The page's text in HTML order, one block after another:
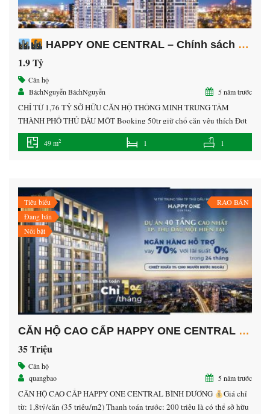
HAPPY ONE CENTRAL – Chính sách VÀNG dễ dàng SỞ HỮU
1.9 Tỷ
Căn hộ
BáchNguyễn BáchNguyễn
5 năm trước
CHỈ TỪ 1,76 TỶ SỞ HỮU CĂN HỘ THÔNG MINH TRUNG TÂM
THÀNH PHỐ THỦ DẦU MỘT Booking 50tr giữ chổ căn yêu thích Đợt
1: sau 7 ngày chỉ thanh toán 10% Đợt 2: sau 45 ngày thanh toán 5%
Đợt 3: sau 30 ngày thanh toán 5% Và sau đó mỗi tháng chỉ […]
49 m2 1 1
Tiêu biểu
Đang bán
Nổi bật
RAO BÁN
CĂN HỘ CAO CẤP HAPPY ONE CENTRAL BÌNH DƯƠNG
35 Triệu
Căn hộ
quangbao
5 năm trước
CĂN HỘ CAO CẤP HAPPY ONE CENTRAL BÌNH DƯƠNG
Giá chỉ
từ: 1,8tỷ/căn (35 triệu/m2) Thanh toán trước: 200 triệu là có thể sở hữu